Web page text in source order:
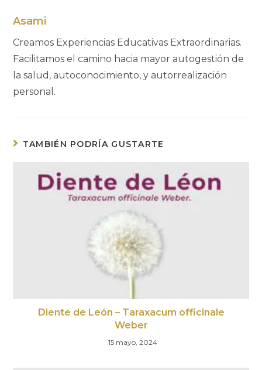
Asami
Creamos Experiencias Educativas Extraordinarias.
Facilitamos el camino hacia mayor autogestión de
la salud, autoconocimiento, y autorrealización
personal.
TAMBIÉN PODRÍA GUSTARTE
Diente de León – Taraxacum officinale
Weber
15 mayo, 2024